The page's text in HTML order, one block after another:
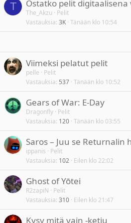
T Ostatko pelit digitaalisena
The_Akzu
Pelit
Vastauksia 3K Tänään klo 10:54
Viimeksi pelatut pelit
pelle
Pelit
Vastauksia 537 Tänään klo 10:52
Gears of War: E-Day
Dragonfly Pelit
Vastauksia 120 Tänään klo 03:55
Saros – Juu se
ippanis
Pelit
Vastauksia 102 Eilen klo 22:02
Ghost of Yōtei
R2zapiN
Pelit
Vastauksia 310 Eilen klo 21:47
Kysy mitä vain -ketju